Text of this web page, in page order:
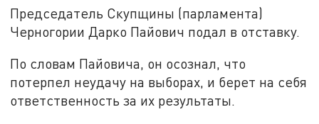
Председатель Скупщины (парламента)
Черногории Дарко Пайович подал в отставку.
По словам Пайовича, он осознал, что
потерпел неудачу на выборах, и берет на себя
ответственность за их результаты.